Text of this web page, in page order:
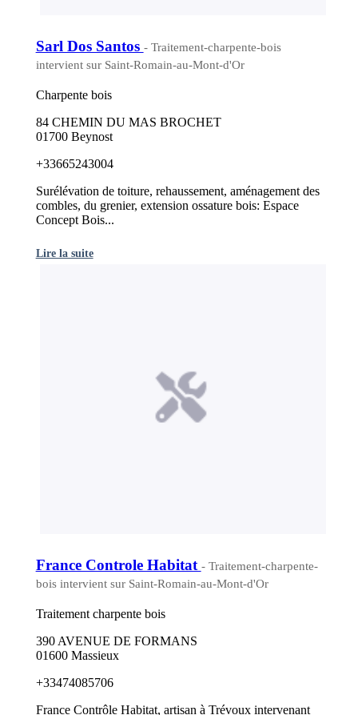
Sarl Dos Santos - Traitement-charpente-bois
intervient sur Saint-Romain-au-Mont-d'Or
Charpente bois
84 CHEMIN DU MAS BROCHET
01700 Beynost
+33665243004
Surélévation de toiture, rehaussement, aménagement des
combles, du grenier, extension ossature bois: Espace
Concept Bois...
Lire la suite
France Controle Habitat - Traitement-charpente-
bois intervient sur Saint-Romain-au-Mont-d'Or
Traitement charpente bois
390 AVENUE DE FORMANS
01600 Massieux
+33474085706
France Contrôle Habitat, artisan à Trévoux intervenant